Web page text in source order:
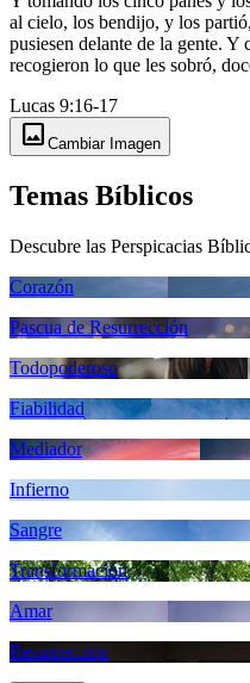
al cielo, los bendijo, y los
pusiesen delante de la gente.
recogieron lo que les sobró,
Lucas 9:16-17
image Cambiar Imagen
Temas Bíblicos
Descubre las Perspicacias
Corazón
Pascua de Resurrección
Todopoderoso
Fiabilidad
Mediador
Infierno
Sangre
Transformación
Amar
Resurrección